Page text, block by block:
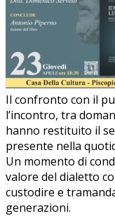
Il confronto con il
l’incontro, tra
hanno restituito il
presente nella
Un momento di
valore del dialetto
custodire e
generazioni.